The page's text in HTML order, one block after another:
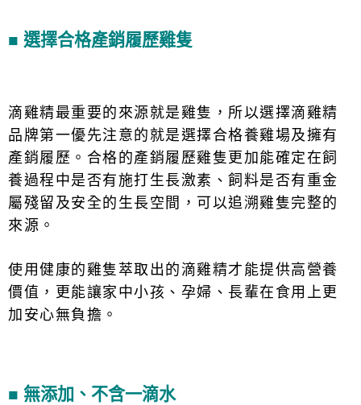
■ 選擇合格產銷履歷雞隻
滴雞精最重要的來源就是雞隻，所以選擇滴雞精
品牌第一優先注意的就是選擇合格養雞場及擁有
產銷履歷。 合格的產銷履歷雞隻更加能確定在飼
養過程中是否有施打生長激素、飼料是否有重金
屬殘留及安全的生長空間，可以追溯雞隻完整的
來源。
使用健康的雞隻萃取出的滴雞精才能提供高營養
價值，更能讓家中小孩、孕婦、長輩在食用上更
加安心無負擔。
■ 無添加、不含一滴水